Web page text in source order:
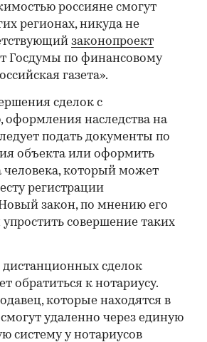
россияне смогут
регионах, никуда не
законопроект
Госдумы по финансовому
газета».
сделок с
наследства на
подать документы по
объекта или оформить
человека, который может
регистрации
закон, по мнению его
совершение таких
сделок
обратиться к нотариусу.
которые находятся в
удаленно через единую
систему у нотариусов